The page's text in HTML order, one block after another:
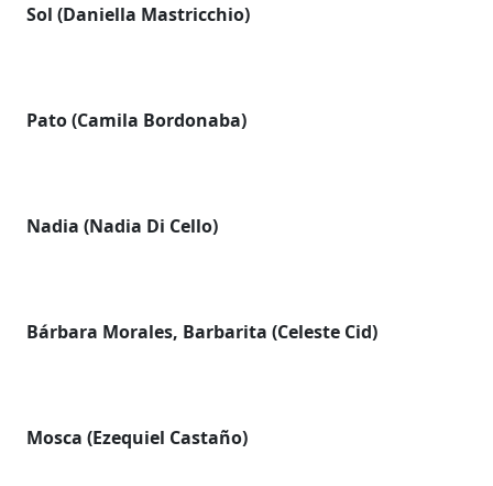
Sol (Daniella Mastricchio)
Pato (Camila Bordonaba)
Nadia (Nadia Di Cello)
Bárbara Morales, Barbarita (Celeste Cid)
Mosca (Ezequiel Castaño)